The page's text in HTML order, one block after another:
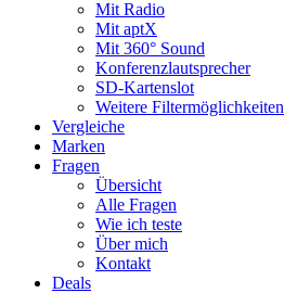
Mit Radio
Mit aptX
Mit 360° Sound
Konferenzlautsprecher
SD-Kartenslot
Weitere Filtermöglichkeiten
Vergleiche
Marken
Fragen
Übersicht
Alle Fragen
Wie ich teste
Über mich
Kontakt
Deals